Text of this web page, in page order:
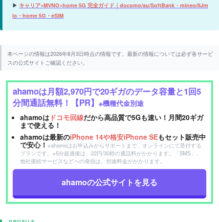
▶ キャリア×MVNO×home 5G 完全ガイド｜docomo/au/SoftBank・mineo/IIJm
io・home 5G・eSIM
本ページの情報は2026年8月3日時点の情報です。最新の情報については必ず各サービ
スの公式サイトご確認ください。
ahamoは月額2,970円で20ギガのデータ容量と1回5
分間通話無料！【PR】 ※機種代金別途
ahamoは ドコモ回線だから高品質で5Gも速い！月間20ギガ
まで使える！
ahamoは最新のiPhone 14や格安iPhone SEもセット販売中
で安心！ ※ahamoはお申込みからサポートまで、オンラインにて受付する
プランです。※5分超過後は、22円/30秒の通話料がかかります。「SMS」、
他社接続サービスなどへの発信は、別途料金がかかります。
ahamoの公式サイトを見る